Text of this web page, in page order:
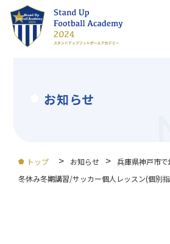
お知らせ
トップ > お知らせ > 兵庫県神戸市
冬休み冬期講習/サッカー個人レッスン(個別